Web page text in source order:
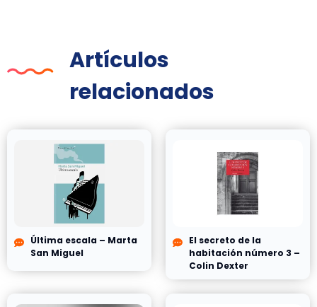
Artículos
relacionados
Última escala – Marta
San Miguel
El secreto de la
habitación número 3 –
Colin Dexter